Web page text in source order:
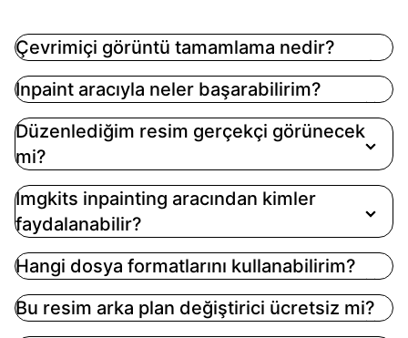
Çevrimiçi görüntü tamamlama nedir?
Çevrimiçi görüntü düzenleme, Imgkits tarafından
sunulan AI teknolojisini kullanarak, bağlamı ve
anlatıyı iyileştirmek için görüntüleri doldurarak
veya onararak geliştirip onarmayı içerir. Bu süreç,
kullanıcılara istenmeyen unsurları kaldırma,
nesneleri değiştirme ve belirlenen maskeleme
alanı ve metin istemlerine dayalı olarak eksik
kısımları geri yükleme imkânı tanır
Inpaint aracıyla neler başarabilirim?
Düzenlediğim resim gerçekçi görünecek
mi?
Imgkits inpainting aracından kimler
faydalanabilir?
Hangi dosya formatlarını kullanabilirim?
Bu resim arka plan değiştirici ücretsiz mi?